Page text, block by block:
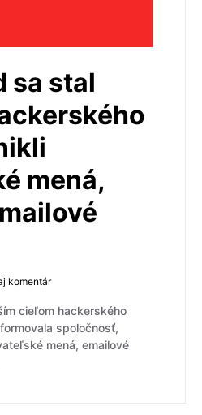
sa stal
mená,
komentár
cieľom hackerského
spoločnosť,
mená, emailové